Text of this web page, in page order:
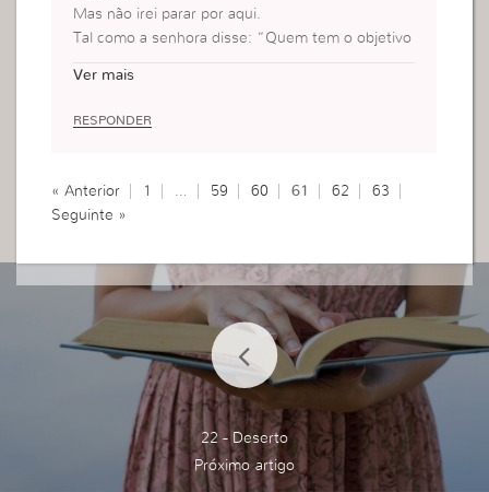
Mas não irei parar por aqui.
Tal como a senhora disse: “Quem tem o objetivo
por me abençoar muito!
Ver mais
RESPONDER
« Anterior 1 … 59 60 61 62
63
Seguinte »
22 - Deserto